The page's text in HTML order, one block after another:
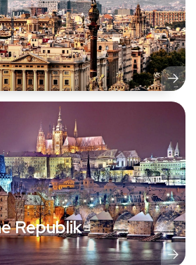
Republik